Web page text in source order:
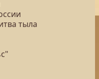
тыла